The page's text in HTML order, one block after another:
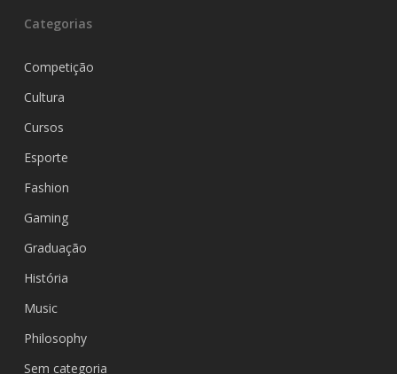
Categorias
Competição
Cultura
Cursos
Esporte
Fashion
Gaming
Graduação
História
Music
Philosophy
Sem categoria